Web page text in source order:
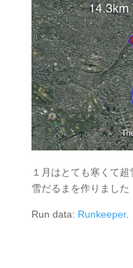
１月はとても寒くて超
雪だるまを作りました
Run data: Runkeeper.